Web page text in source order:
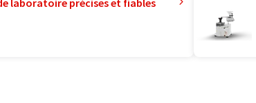
laboratoire précises et fiables